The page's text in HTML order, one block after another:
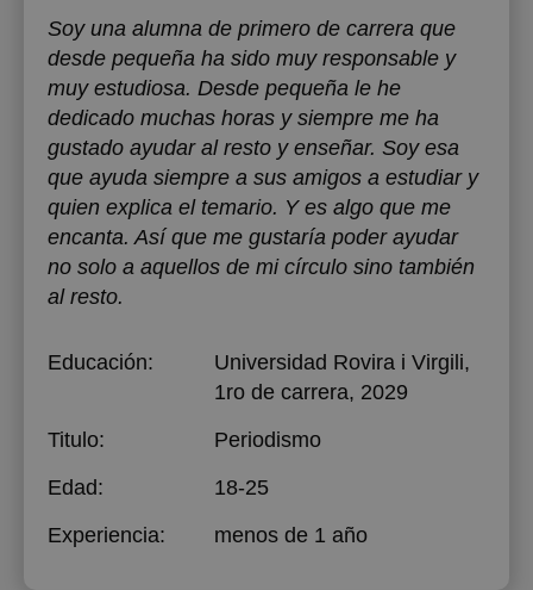
Soy una alumna de primero de carrera que
desde pequeña ha sido muy responsable y
muy estudiosa. Desde pequeña le he
dedicado muchas horas y siempre me ha
gustado ayudar al resto y enseñar. Soy esa
que ayuda siempre a sus amigos a estudiar y
quien explica el temario. Y es algo que me
encanta. Así que me gustaría poder ayudar
no solo a aquellos de mi círculo sino también
al resto.
Educación: Universidad Rovira i Virgili,
1ro de carrera, 2029
Titulo:
Periodismo
Edad:
18-25
Experiencia:
menos de 1 año